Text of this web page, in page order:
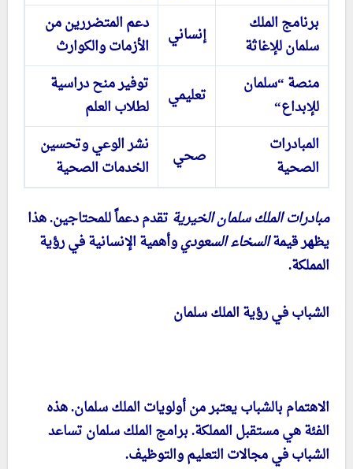
برنامج الملك
سلمان للإغاثة
إنساني
دعم المتضررين من
الأزمات والكوارث
منصة “سلمان
للإبداع“ تعليمي
توفير منح دراسية
لطلاب العلم
المبادرات
الصحية
صحي
نشر الوعي وتحسين
الخدمات الصحية
مبادرات الملك سلمان الخيرية تقدم دعماً للمحتاجين. هذا
يظهر قيمةالسخاء السعوديوأهمية الإنسانية في رؤية
المملكة.
الشباب في رؤية الملك سلمان
الاهتمام بالشباب يعتبر من أولويات الملك سلمان. هذه
الفئة هي مستقبل المملكة. برامج الملك سلمان تساعد
الشباب في مجالات التعليم والتوظيف.